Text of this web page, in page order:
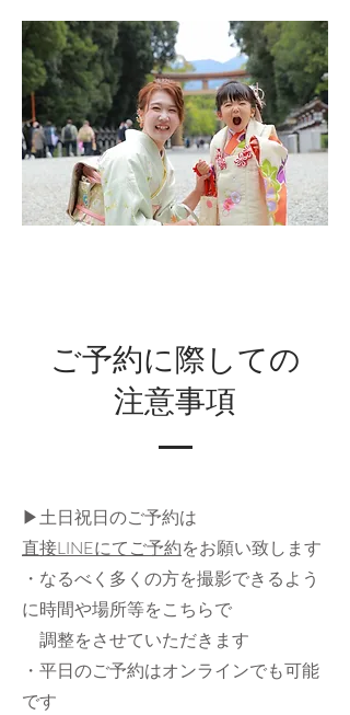
​ご予約に際しての
注意事項
▶︎土日祝日のご予約は
直接LINEにてご予約をお願い致します
・なるべく多くの方を撮影できるよう
に時間や場所等をこちらで
調整をさせていただきます
・平日のご予約はオンラインでも可能
です